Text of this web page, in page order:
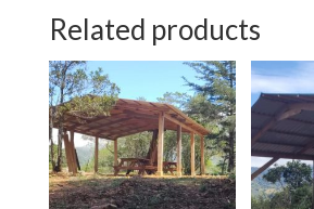
Related products